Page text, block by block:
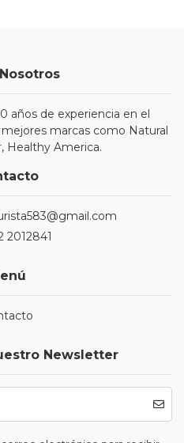
años de experiencia en el
marcas como Natural
Healthy America.
2012841
Newsletter